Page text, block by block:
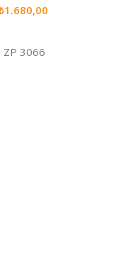
1.680,00
ZP 3066